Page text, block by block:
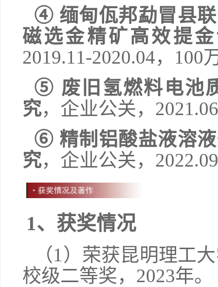
④ 缅甸佤邦勐冒县
磁选金精矿高效提
2019.11-2020.04， 100
⑤ 废旧氢燃料电池
究， 企业公关，
⑥ 精制铝酸盐液溶
究， 企业公关， 2022.
1、 获奖情况
（1 ）荣获昆明理工
校级二等奖， 2023年。